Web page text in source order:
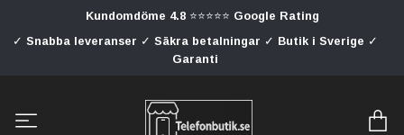
Kundomdöme 4.8 ⭐⭐⭐⭐⭐ Google Rating
✓ Snabba leveranser ✓ Säkra betalningar ✓ Butik i Sverige ✓
Garanti